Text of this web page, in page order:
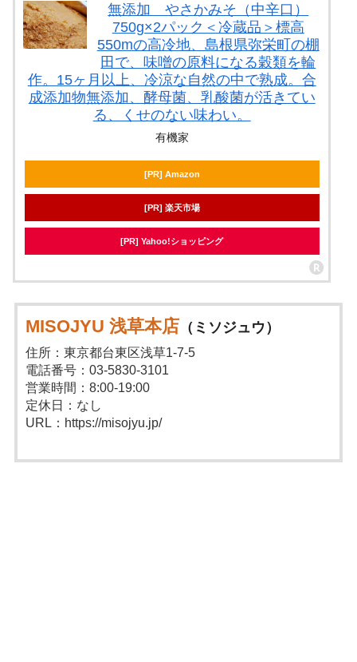
無添加 やさかみそ（中辛口）
750g×2パック＜冷蔵品＞標高
550mの高冷地、島根県弥栄町の棚
田で、味噌の原料になる穀類を輪
作。15ヶ月以上、冷涼な自然の中で熟成。合
成添加物無添加、酵母菌、乳酸菌が活きてい
る、くせのない味わい。
有機家
[PR] Amazon
[PR] 楽天市場
[PR] Yahoo!ショッピング
MISOJYU 浅草本店 （ミソジュウ）
住所：東京都台東区浅草1-7-5
電話番号：03-5830-3101
営業時間：8:00-19:00
定休日：なし
URL：https://misojyu.jp/